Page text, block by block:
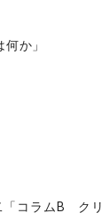
か」
コラムB ク